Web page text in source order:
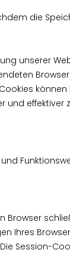
die
unserer
und effektiver
Ihres
Session-